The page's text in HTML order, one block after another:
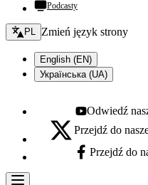
Podcasty
Zmień język - bieżący:
PL Zmień język strony
English (EN)
Українська (UA)
Youtube - otwiera
Odwiedź
X - otwiera się w nowej
Przejdź do
Facebook - otwiera
Przejdź do